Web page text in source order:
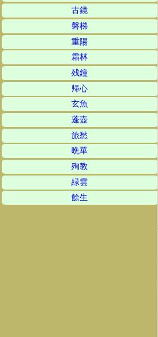
古鏡
磐梯
重陽
霜林
残鐘
帰心
玄魚
蓬壺
旅愁
晩華
殉教
緑雲
餘生